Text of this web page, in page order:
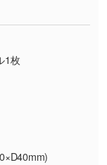
たい／印
指定や、
ます。→
分だけを
、または
合
頼(商
～
1枚